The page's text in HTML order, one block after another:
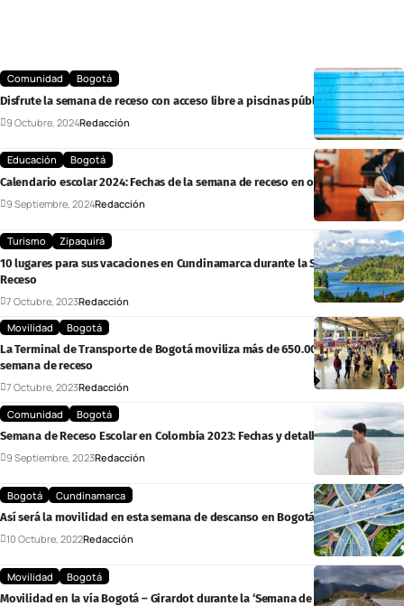
Comunidad
Bogotá
Disfrute la semana de receso con acceso libre a piscinas públicas en Bogotá
9 Octubre, 2024Redacción
Educación
Bogotá
Calendario escolar 2024: Fechas de la semana de receso en octubre
9 Septiembre, 2024Redacción
Turismo
Zipaquirá
10 lugares para sus vacaciones en Cundinamarca durante la Semana de
Receso
7 Octubre, 2023Redacción
Movilidad
Bogotá
La Terminal de Transporte de Bogotá moviliza más de 650.000 viajeros en la
semana de receso
7 Octubre, 2023Redacción
Comunidad
Bogotá
Semana de Receso Escolar en Colombia 2023: Fechas y detalles importantes
9 Septiembre, 2023Redacción
Bogotá
Cundinamarca
Así será la movilidad en esta semana de descanso en Bogotá y Cundinamarca
10 Octubre, 2022Redacción
Movilidad
Bogotá
Movilidad en la vía Bogotá – Girardot durante la ‘Semana de Receso’